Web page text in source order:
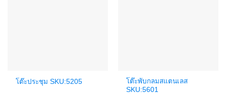
โต๊ะประชุม SKU:5205
โต๊ะพับกลมสแตนเลส
SKU:5601